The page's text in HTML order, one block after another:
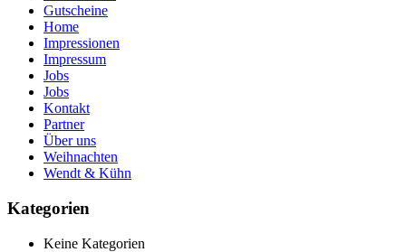
Gutscheine
Home
Impressionen
Impressum
Jobs
Jobs
Kontakt
Partner
Über uns
Weihnachten
Wendt & Kühn
Kategorien
Keine Kategorien